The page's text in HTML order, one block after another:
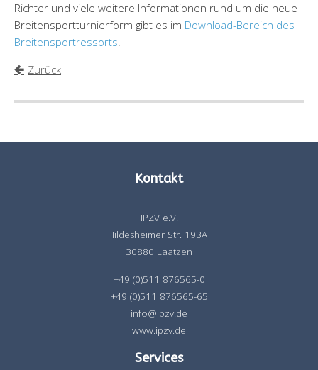
Richter und viele weitere Informationen rund um die neue
Breitensportturnierform gibt es im Download-Bereich des
Breitensportressorts.
Zurück
Kontakt
IPZV e.V.
Hildesheimer Str. 193A
30880 Laatzen
+49 (0)511 876565-0
+49 (0)511 876565-65
info@ipzv.de
www.ipzv.de
Services